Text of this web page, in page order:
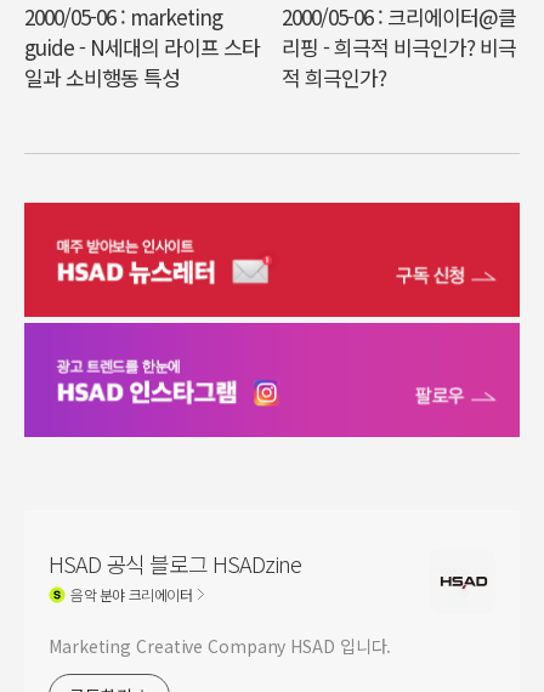
2000/05-06 : marketing
guide - N세대의 라이프 스타
일과 소비행동 특성
2000/05-06 : 크리에이터@클
리핑 - 희극적 비극인가? 비극
적 희극인가?
HSAD 공식 블로그 HSADzine
음악분야 크리에이터
Marketing Creative Company HSAD 입니다.